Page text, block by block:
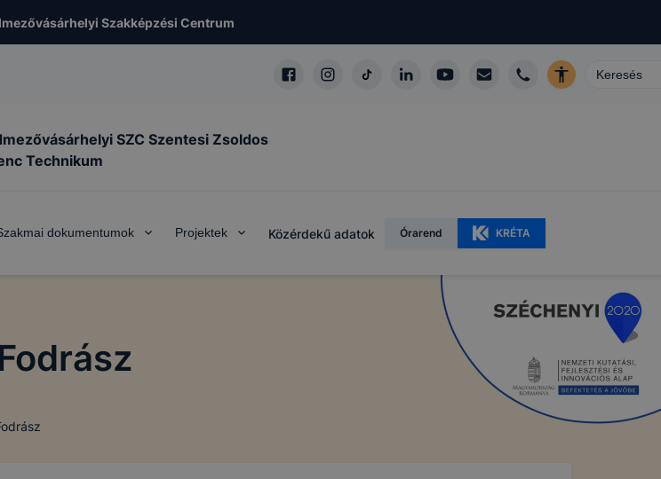
Szakképzési Centrum
SZC Szentesi Zsoldos
Technikum
dokumentumok Projektek Közérdekű adatok Órarend KRÉTA
Fodrász